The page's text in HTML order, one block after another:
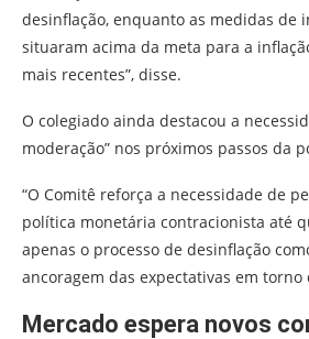
desinflação, enquanto as medidas de
situaram acima da meta para a
mais recentes”, disse.
O colegiado ainda destacou a
moderação” nos próximos passos da
“O Comitê reforça a necessidade de
política monetária contracionista até
apenas o processo de desinflação
ancoragem das expectativas em torno
Mercado espera novos